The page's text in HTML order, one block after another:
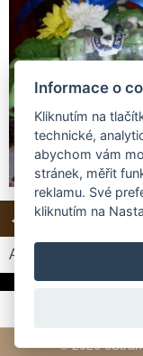
← Předchozí
Automatické
© 2026
Informace o
Kliknutím na
technické,
abychom vám
stránek, měřit
reklamu. Své
kliknutím na